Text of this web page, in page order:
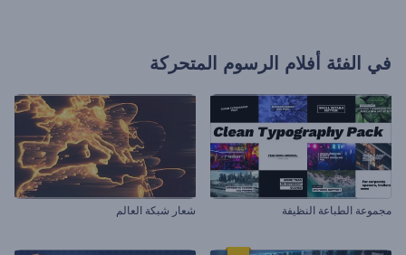
في الفئة أفلام الرسوم المتحركة
مجموعة الطباعة النظيفة شعار شبكة العالم